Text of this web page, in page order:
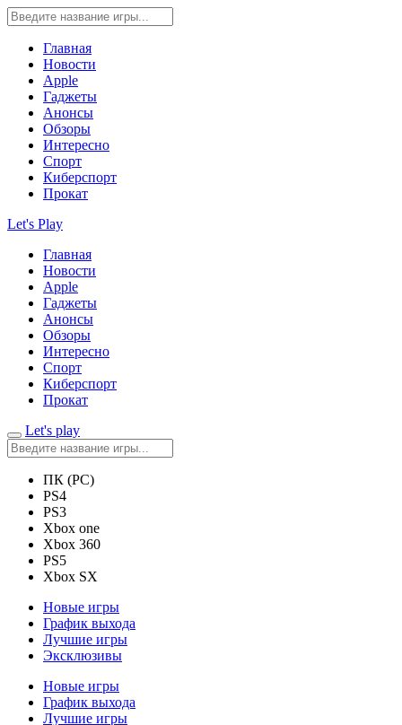
Главная
Новости
Apple
Гаджеты
Анонсы
Обзоры
Интересно
Спорт
Киберспорт
Прокат
Let's Play
Главная
Новости
Apple
Гаджеты
Анонсы
Обзоры
Интересно
Спорт
Киберспорт
Прокат
Let's play
ПК (PC)
PS4
PS3
Xbox one
Xbox 360
PS5
Xbox SX
Новые игры
График выхода
Лучшие игры
Эксклюзивы
Новые игры
График выхода
Лучшие игры